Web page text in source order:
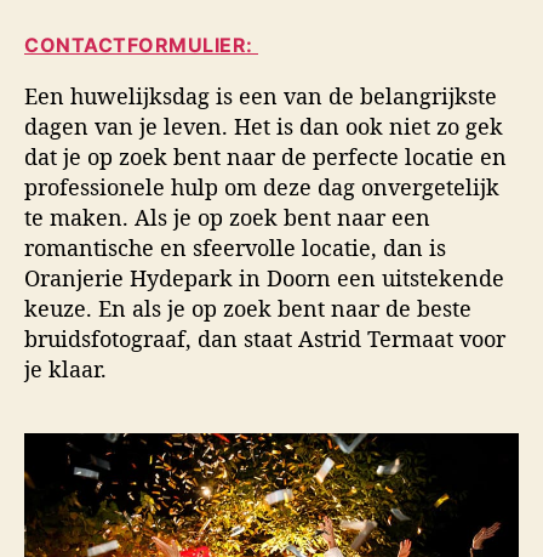
d
s
f
o
t
o
g
r
a
f
i
e
u
e
u
r
u
m
CONTACTFORMULIER:
Een huwelijksdag is een van de belangrijkste
dagen van je leven. Het is dan ook niet zo gek
dat je op zoek bent naar de perfecte locatie en
professionele hulp om deze dag onvergetelijk
te maken. Als je op zoek bent naar een
romantische en sfeervolle locatie, dan is
Oranjerie Hydepark in Doorn een uitstekende
keuze. En als je op zoek bent naar de beste
bruidsfotograaf, dan staat Astrid Termaat voor
je klaar.